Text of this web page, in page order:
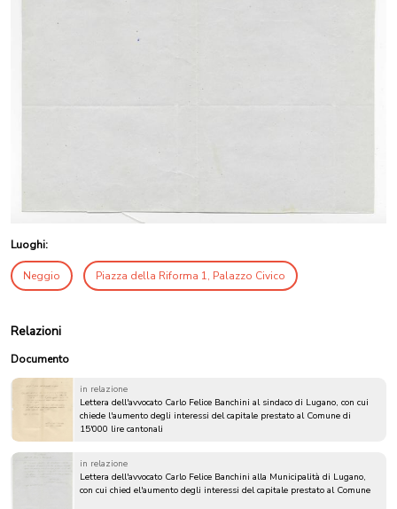
Luoghi:
Neggio Piazza della Riforma 1, Palazzo Civico
Relazioni
Documento
in relazione
Lettera dell'avvocato Carlo Felice Banchini al sindaco di Lugano, con cui
chiede l'aumento degli interessi del capitale prestato al Comune di
15'000 lire cantonali
in relazione
Lettera dell'avvocato Carlo Felice Banchini alla Municipalità di Lugano,
con cui chied el'aumento degli interessi del capitale prestato al Comune